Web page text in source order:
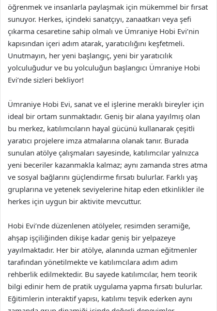
öğrenmek ve insanlarla paylaşmak için mükemmel bir fırsat
sunuyor. Herkes, içindeki sanatçıyı, zanaatkarı veya şefi
çıkarma cesaretine sahip olmalı ve Ümraniye Hobi Evi’nin
kapısından içeri adım atarak, yaratıcılığını keşfetmeli.
Unutmayın, her yeni başlangıç, yeni bir yaratıcılık
yolculuğudur ve bu yolculuğun başlangıcı Ümraniye Hobi
Evi’nde sizleri bekliyor!
Ümraniye Hobi Evi, sanat ve el işlerine meraklı bireyler için
ideal bir ortam sunmaktadır. Geniş bir alana yayılmış olan
bu merkez, katılımcıların hayal gücünü kullanarak çeşitli
yaratıcı projelere imza atmalarına olanak tanır. Burada
sunulan atölye çalışmaları sayesinde, katılımcılar yalnızca
yeni beceriler kazanmakla kalmaz; aynı zamanda stres atma
ve sosyal bağlarını güçlendirme fırsatı bulurlar. Farklı yaş
gruplarına ve yetenek seviyelerine hitap eden etkinlikler ile
herkes için uygun bir aktivite mevcuttur.
Hobi Evi’nde düzenlenen atölyeler, resimden seramiğe,
ahşap işçiliğinden dikişe kadar geniş bir yelpazeye
yayılmaktadır. Her bir atölye, alanında uzman eğitmenler
tarafından yönetilmekte ve katılımcılara adım adım
rehberlik edilmektedir. Bu sayede katılımcılar, hem teorik
bilgi edinir hem de pratik uygulama yapma fırsatı bulurlar.
Eğitimlerin interaktif yapısı, katılımı teşvik ederken aynı